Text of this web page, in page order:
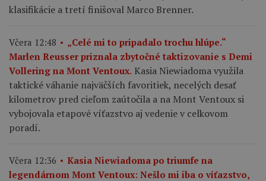
klasifikácie a tretí finišoval Marco Brenner.
Včera 12:48
„Celé mi to pripadalo trochu hlúpe.“
Marlen Reusser priznala zbytočné taktizovanie s Demi
Vollering na Mont Ventoux. Kasia Niewiadoma využila
taktické váhanie najväčších favoritiek, necelých desať
kilometrov pred cieľom zaútočila a na Mont Ventoux si
vybojovala etapové víťazstvo aj vedenie v celkovom
poradí.
Včera 12:36
Kasia Niewiadoma po triumfe na
legendárnom Mont Ventoux: Nešlo mi iba o víťazstvo,